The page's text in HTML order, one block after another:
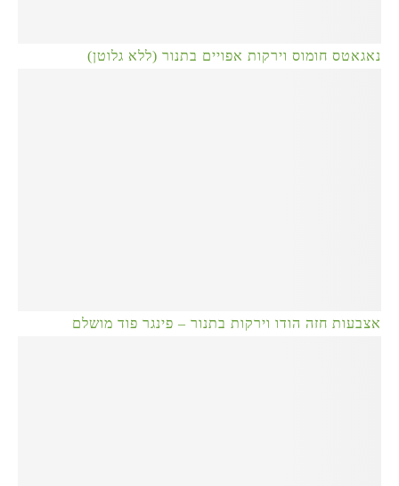
נאגאטס חומוס וירקות אפויים בתנור (ללא גלוטן)
אצבעות חזה הודו וירקות בתנור – פינגר פוד מושלם